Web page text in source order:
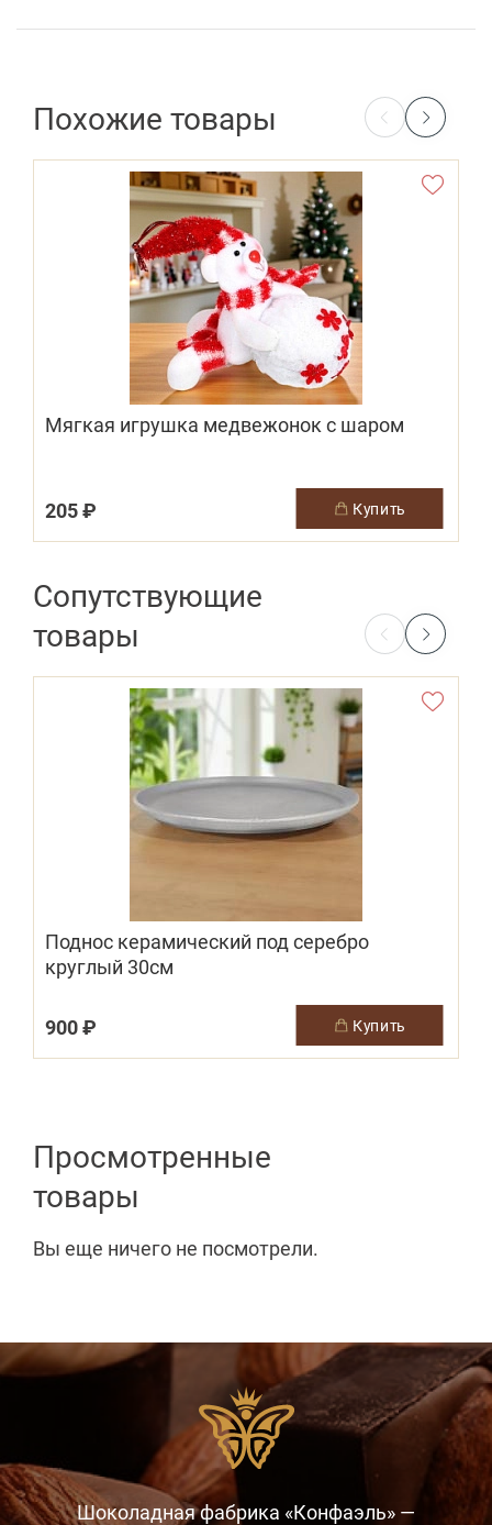
Похожие товары
Мягкая игрушка медвежонок с шаром
205 ₽ купить
Сопутствующие
товары
Поднос керамический под серебро
круглый 30см
900 ₽ купить
Просмотренные
товары
Вы еще ничего не посмотрели.
Шоколадная фабрика «Конфаэль» —